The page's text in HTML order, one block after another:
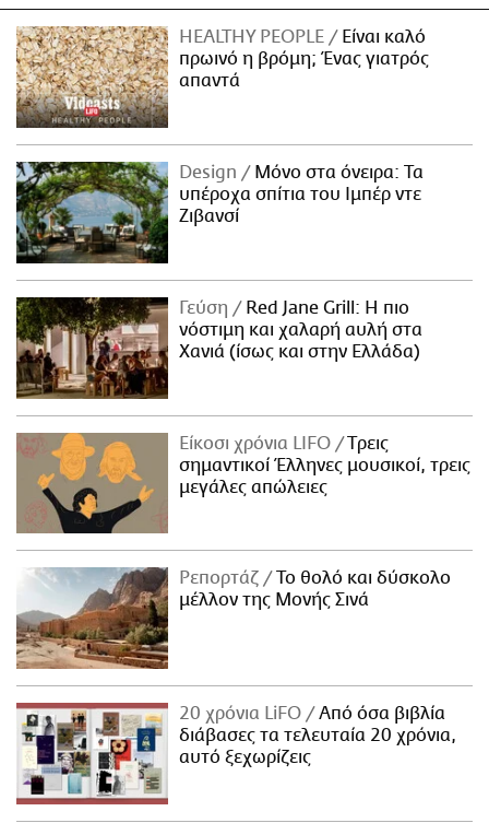
HEALTHY PEOPLE
Είναι καλό
πρωινό η βρόμη; Ένας γιατρός
απαντά
Design
Μόνο στα όνειρα: Τα
υπέροχα σπίτια του Ιμπέρ ντε
Ζιβανσί
Γεύση
Red Jane Grill: Η πιο
νόστιμη και χαλαρή αυλή στα
Χανιά (ίσως και στην Ελλάδα)
Είκοσι χρόνια LIFO
Tρεις
σημαντικοί Έλληνες μουσικοί, τρεις
μεγάλες απώλειες
Ρεπορτάζ
Το θολό και δύσκολο
μέλλον της Μονής Σινά
20 χρόνια LiFO
Από όσα βιβλία
διάβασες τα τελευταία 20 χρόνια,
αυτό ξεχωρίζεις